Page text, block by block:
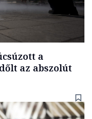
a
az abszolút